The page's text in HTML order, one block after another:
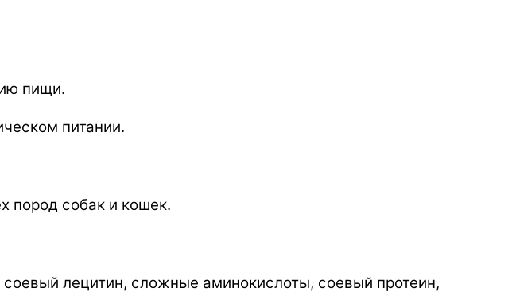
пищи.
питании.
пород собак и кошек.
лецитин, сложные аминокислоты, соевый протеин,